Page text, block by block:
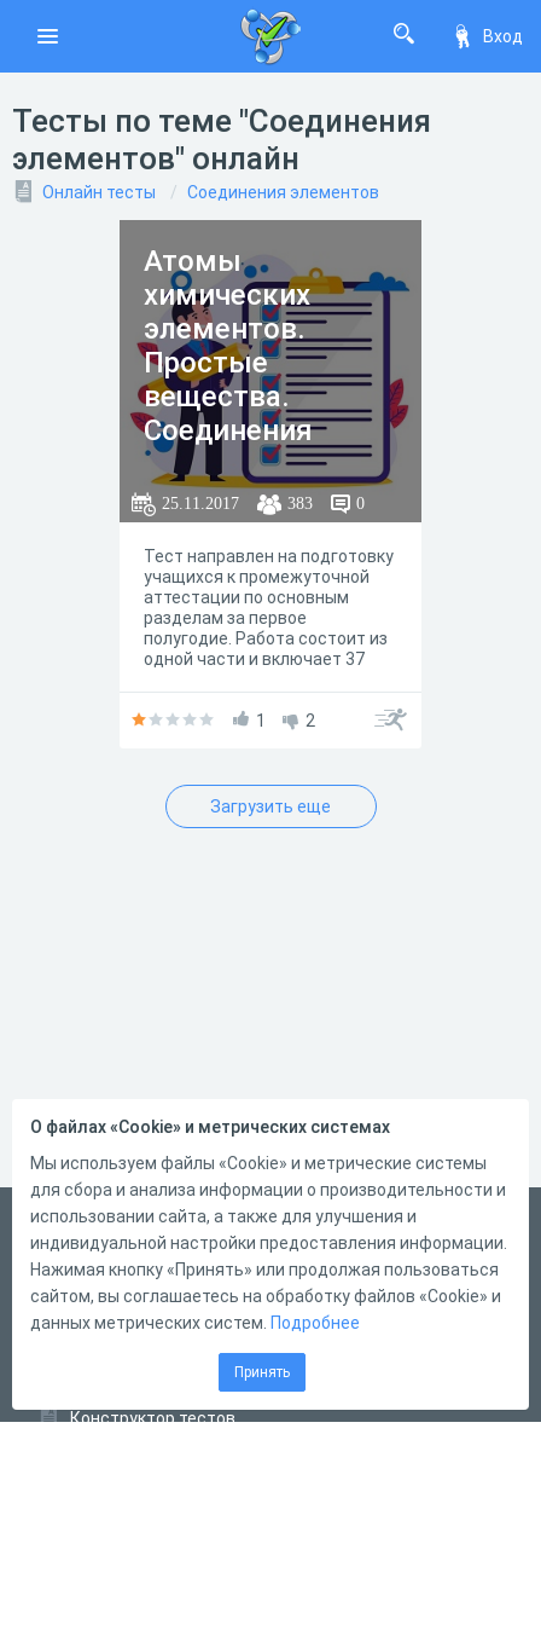
Вход
Тесты по теме "Соединения
элементов" онлайн
Онлайн тесты Соединения элементов
Атомы
химических
элементов.
Простые
вещества.
Соединения
химических
элементов
25.11.2017 383 0
Тест направлен на подготовку
учащихся к промежуточной
аттестации по основным
разделам за первое
полугодие. Работа состоит из
одной части и включает 37
нескольких ответов, на
в двух множестах,
установление
последовательности
1 2
Загрузить еще
Русский
Справка
Форма обратной связи
Конструктор тестов
О файлах «Cookie» и метрических системах
Мы используем файлы «Cookie» и метрические системы
для сбора и анализа информации о производительности и
использовании сайта, а также для улучшения и
индивидуальной настройки предоставления информации.
Нажимая кнопку «Принять» или продолжая пользоваться
сайтом, вы соглашаетесь на обработку файлов «Cookie» и
данных метрических систем. Подробнее
Принять